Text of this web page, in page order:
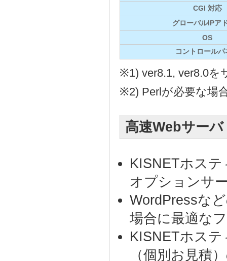
CGI 対応
グローバルIPア
OS
コントロールパ
※1) ver8.1, ver8.0を
※2) Perlが必要な場
高速Webサー
KISNETホス
オプションサ
WordPressな
場合に最適な
KISNETホス
（個別お見積